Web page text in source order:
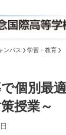
ンパス 学習・教育
で個別最
授業～